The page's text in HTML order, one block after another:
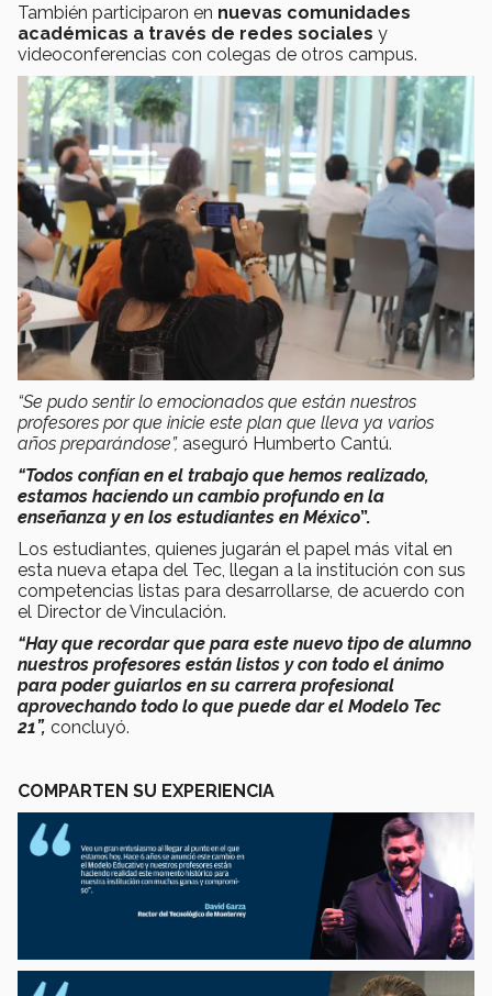
También participaron en nuevas comunidades
académicas a través de redes sociales y
videoconferencias con colegas de otros campus.
“Se pudo sentir lo emocionados que están nuestros
profesores por que inicie este plan que lleva ya varios
años preparándose”, aseguró Humberto Cantú.
“Todos confían en el trabajo que hemos realizado,
estamos haciendo un cambio profundo en la
enseñanza y en los estudiantes en México”.
Los estudiantes, quienes jugarán el papel más vital en
esta nueva etapa del Tec, llegan a la institución con sus
competencias listas para desarrollarse, de acuerdo con
el Director de Vinculación.
“Hay que recordar que para este nuevo tipo de alumno
nuestros profesores están listos y con todo el ánimo
para poder guiarlos en su carrera profesional
aprovechando todo lo que puede dar el Modelo Tec
21”, concluyó.
COMPARTEN SU EXPERIENCIA